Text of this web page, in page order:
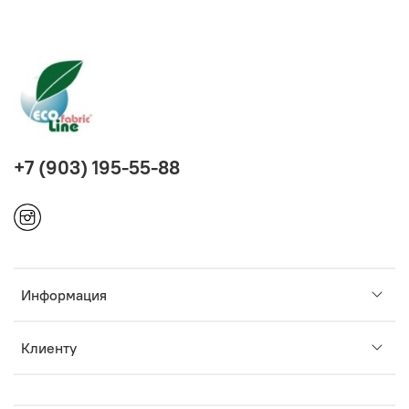
Информация
Клиенту
+7 (903) 195-55-88